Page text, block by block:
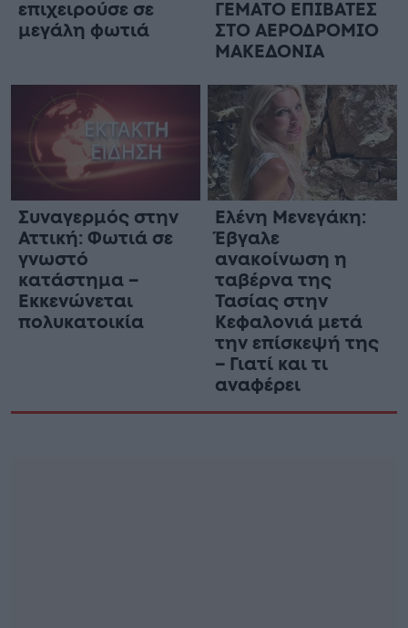
επιχειρούσε σε
μεγάλη φωτιά
ΓΕΜΑΤΟ ΕΠΙΒΑΤΕΣ
ΣΤΟ ΑΕΡΟΔΡΟΜΙΟ
ΜΑΚΕΔΟΝΙΑ
Συναγερμός στην
Αττική: Φωτιά σε
γνωστό
κατάστημα –
Εκκενώνεται
πολυκατοικία
Ελένη Μενεγάκη:
Έβγαλε
ανακοίνωση η
ταβέρνα της
Τασίας στην
Κεφαλονιά μετά
την επίσκεψή της
– Γιατί και τι
αναφέρει